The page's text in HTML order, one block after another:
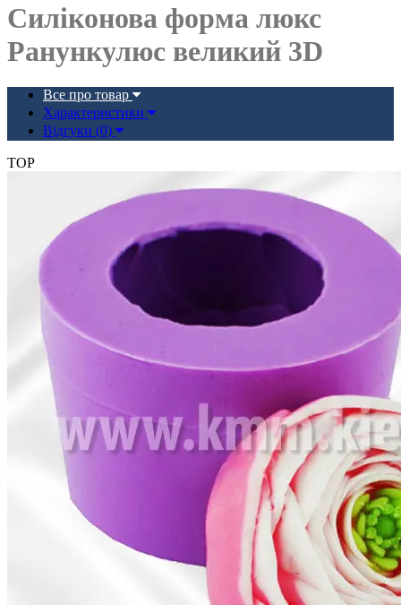
Силіконова форма люкс
Ранункулюс великий 3D
Все про товар
Характеристики
Відгуки (0)
TOP